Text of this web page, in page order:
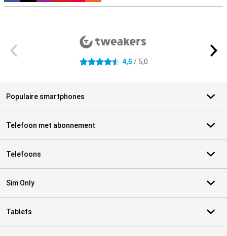
4.5 sterren 4,5 / 5,0
Populaire smartphones
Telefoon met abonnement
Telefoons
Sim Only
Tablets